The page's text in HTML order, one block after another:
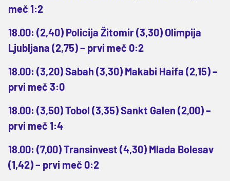
meč 1:2
18.00: (2,40) Policija Žitomir (3,30) Olimpija
Ljubljana (2,75) – prvi meč 0:2
18.00: (3,20) Sabah (3,30) Makabi Haifa (2,15) –
prvi meč 3:0
18.00: (3,50) Tobol (3,35) Sankt Galen (2,00) –
prvi meč 1:4
18.00: (7,00) Transinvest (4,30) Mlada Bolesav
(1,42) – prvi meč 0:2